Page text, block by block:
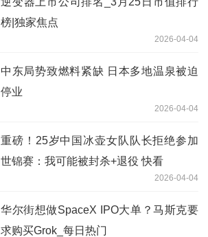
榜|独家焦点
2026-04-04
中东局势致燃料紧缺 日本多地温泉被迫
停业
2026-04-04
重磅！25岁中国冰壶女队队长拒绝参加
世锦赛：我可能被封杀+退役 快看
2026-04-04
华尔街想做SpaceX IPO大单？马斯克要
求购买Grok_每日热门